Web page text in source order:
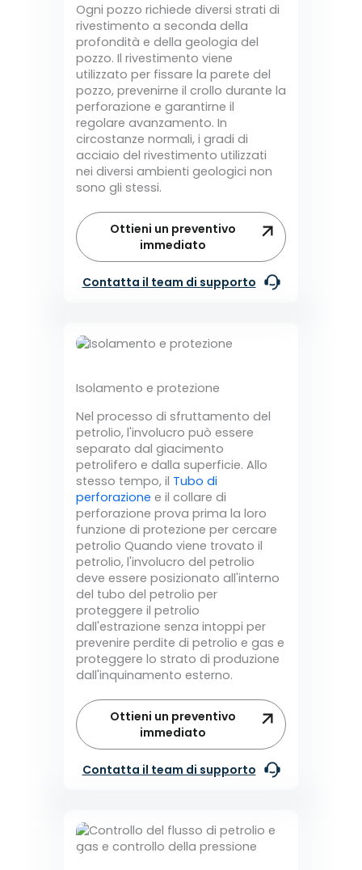
Ogni pozzo richiede diversi strati di
rivestimento a seconda della
profondità e della geologia del
pozzo. Il rivestimento viene
utilizzato per fissare la parete del
pozzo, prevenirne il crollo durante la
perforazione e garantirne il
regolare avanzamento. In
circostanze normali, i gradi di
acciaio del rivestimento utilizzati
nei diversi ambienti geologici non
sono gli stessi.
Ottieni un preventivo
immediato
Contatta il team di supporto
Isolamento e protezione
Nel processo di sfruttamento del
petrolio, l'involucro può essere
separato dal giacimento
petrolifero e dalla superficie. Allo
stesso tempo, il Tubo di
perforazione e il collare di
perforazione prova prima la loro
funzione di protezione per cercare
petrolio Quando viene trovato il
petrolio, l'involucro del petrolio
deve essere posizionato all'interno
del tubo del petrolio per
proteggere il petrolio
dall'estrazione senza intoppi per
prevenire perdite di petrolio e gas e
proteggere lo strato di produzione
dall'inquinamento esterno.
Ottieni un preventivo
immediato
Contatta il team di supporto